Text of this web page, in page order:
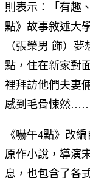
則表示：「有趣
點》故事敘述大
（張榮男 飾）
點，住在新家對
裡拜訪他們夫妻
感到毛骨悚然
《嚇午4點》改
原作小說，導演
息，也包含了各